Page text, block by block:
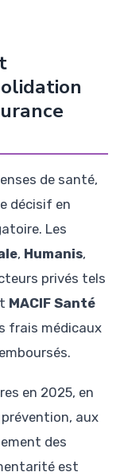
de santé,
décisif en
Les
, Humanis,
privés tels
MACIF Santé
frais médicaux
en 2025, en
aux
des
est